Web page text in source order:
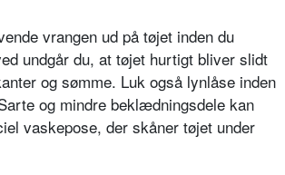
vrangen ud på tøjet inden du
undgår du, at tøjet hurtigt bliver slidt
og sømme. Luk også lynlåse inden
og mindre beklædningsdele kan
vaskepose, der skåner tøjet under